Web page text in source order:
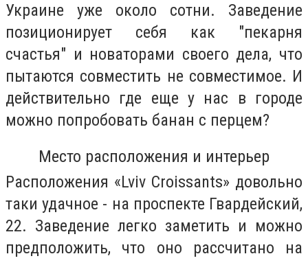
Украине уже около сотни. Заведение
позиционирует себя как "пекарня
счастья" и новаторами своего дела, что
пытаются совместить не совместимое. И
действительно где еще у нас в городе
можно попробовать банан с перцем?
Место расположения и интерьер
Расположения «Lviv Croissants» довольно
таки удачное - на проспекте Гвардейский,
22. Заведение легко заметить и можно
предположить, что оно рассчитано на